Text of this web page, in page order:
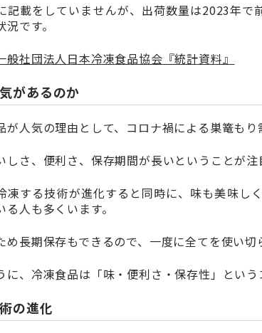
記載をしていませんが、出荷数量は2023年
況です。
般社団法人日本冷凍食品協会『統計資料』
があるのか
が人気の理由として、コロナ禍による巣篭も
しさ、便利さ、保存期間が長いということが注
凍する技術が進化すると同時に、味も美味し
る人も多くいます。
め長期保存もできるので、一度に全てを使い切
に、冷凍食品は「味・便利さ・保存性」とい
の進化